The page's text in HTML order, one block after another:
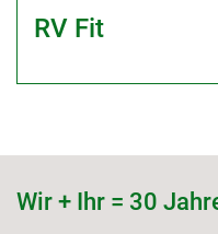
RV Fit
Wir + Ihr = 30